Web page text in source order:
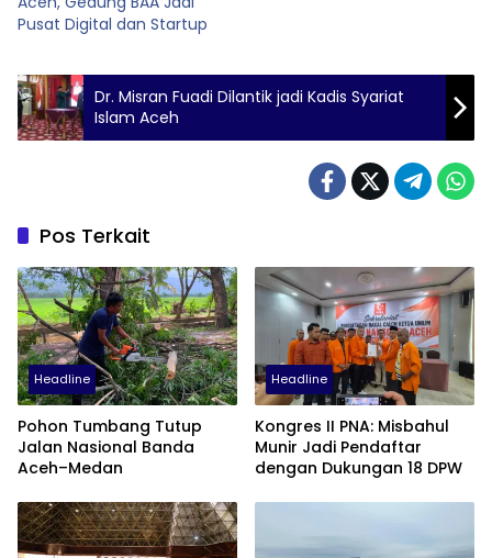
Pusat Digital dan Startup
Dr. Misran Fuadi Dilantik jadi Kadis Syariat
Islam Aceh
Pos Terkait
Headline
Pohon Tumbang Tutup
Jalan Nasional Banda
Aceh–Medan
Headline
Kongres II PNA: Misbahul
Munir Jadi Pendaftar
dengan Dukungan 18 DPW